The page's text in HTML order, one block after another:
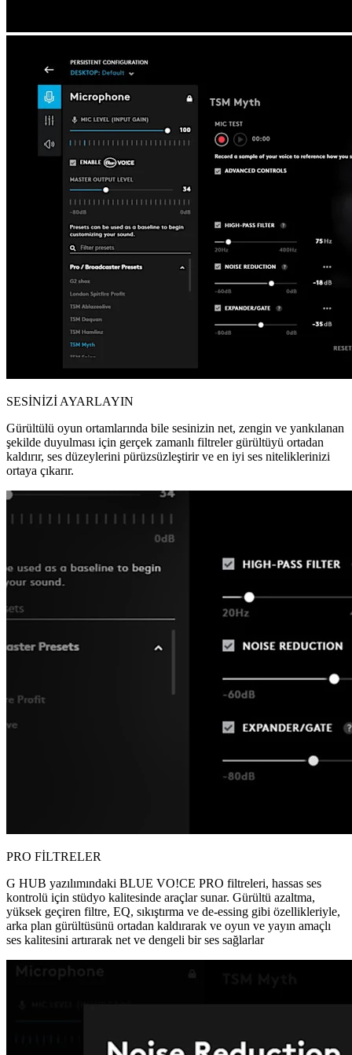
SESİNİZİ AYARLAYIN
Gürültülü oyun ortamlarında bile sesinizin net, zengin ve yankılanan
şekilde duyulması için gerçek zamanlı filtreler gürültüyü ortadan
kaldırır, ses düzeylerini pürüzsüzleştirir ve en iyi ses niteliklerinizi
ortaya çıkarır.
PRO FİLTRELER
G HUB yazılımındaki BLUE VO!CE PRO filtreleri, hassas ses
kontrolü için stüdyo kalitesinde araçlar sunar. Gürültü azaltma,
yüksek geçiren filtre, EQ, sıkıştırma ve de-essing gibi özellikleriyle,
arka plan gürültüsünü ortadan kaldırarak ve oyun ve yayın amaçlı
ses kalitesini artırarak net ve dengeli bir ses sağlarlar